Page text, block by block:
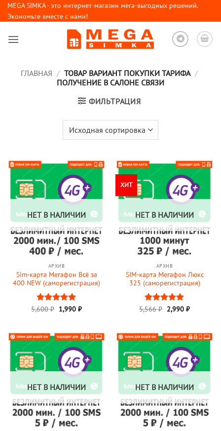
SkipMEGA SIMKA - это интернет-магазин мега-выгодных решений.
Экономьте вместе с нами!
ГЛАВНАЯ / ТОВАР ВАРИАНТ ПОКУПКИ ТАРИФА /
ПОЛУЧЕНИЕ В САЛОНЕ СВЯЗИ
ФИЛЬТРАЦИЯ
НЕТ В НАЛИЧИИ
АРХИВ
Sim-карта Мегафон Всё за
400 NEW (саморегистрация)
Оценка5
5,600₽ 1,990 ₽
ХИТ
НЕТ В НАЛИЧИИ
АРХИВ
SIM-карта Мегафон Люкс
325 (саморегистрация)
Оценка5
5,566₽ Первоначальная
цена
2,990 ₽Текущая
НЕТ В НАЛИЧИИ НЕТ В НАЛИЧИИ